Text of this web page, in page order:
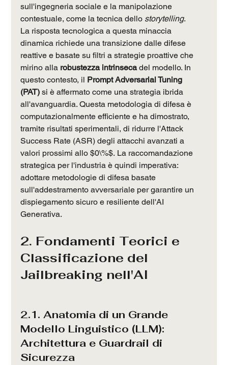
sull'ingegneria sociale e la manipolazione
contestuale, come la tecnica dello storytelling.
La risposta tecnologica a questa minaccia
dinamica richiede una transizione dalle difese
reattive e basate su filtri a strategie proattive che
mirino alla robustezza intrinseca del modello. In
questo contesto, il Prompt Adversarial Tuning
(PAT) si è affermato come una strategia ibrida
all'avanguardia. Questa metodologia di difesa è
computazionalmente efficiente e ha dimostrato,
tramite risultati sperimentali, di ridurre l'Attack
Success Rate (ASR) degli attacchi avanzati a
valori prossimi allo $0\%$. La raccomandazione
strategica per l'industria è quindi imperativa:
adottare metodologie di difesa basate
sull'addestramento avversariale per garantire un
dispiegamento sicuro e resiliente dell'AI
Generativa.
2. Fondamenti Teorici e
Classificazione del
Jailbreaking nell'AI
2.1. Anatomia di un Grande
Modello Linguistico (LLM):
Architettura e Guardrail di
Sicurezza